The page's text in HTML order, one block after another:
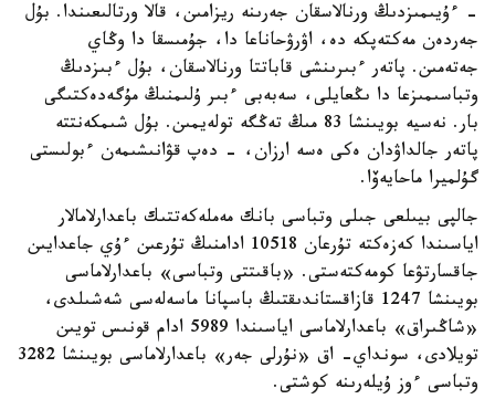
- ءۇيىمىزدىڭ ورنالاسقان جەرىنە ريزامىن، قالا ورتالىعىندا. بۇل
جەردەن مەكتەپكە دە، اۋرۋحاناعا دا، جۇمىسقا دا وڭاي
جەتەمىن. پاتەر ءبىرىنشى قاباتتا ورنالاسقان، بۇل ءبىزدىڭ
وتباسىمىزعا دا ىڭعايلى، سەبەبى ءبىر ۇلىمنىڭ مۇگەدەكتىگى
بار. نەسيە بويىنشا 83 مىڭ تەڭگە تولەيمىن. بۇل شىمكەنتتە
پاتەر جالداۋدان ەكى ەسە ارزان، - دەپ قۋانىشىمەن ءبولىستى
گۇلميرا ماحايەۆا.
جالپى بيىلعى جىلى وتباسى بانك مەملەكەتتىك باعدارلامالار
اياسىندا كەزەكتە تۇرعان 10518 ادامنىڭ تۇرعىن ءۇي جاعدايىن
جاقسارتۋعا كومەكتەستى. «باقىتتى وتباسى» باعدارلاماسى
بويىنشا 1247 قازاقستاندىقتىڭ باسپانا ماسەلەسى شەشىلدى،
«شاڭىراق» باعدارلاماسى اياسىندا 5989 ادام قونىس تويىن
تويلادى، سونداي- اق «نۇرلى جەر» باعدارلاماسى بويىنشا 3282
وتباسى ءوز ۇيلەرىنە كوشتى.